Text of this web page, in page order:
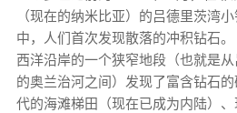
（现在的纳米比亚）的吕德里茨湾
中，人们首次发现散落的冲积钻石
西洋沿岸的一个狭窄地段（也就是
的奥兰治河之间）发现了富含钻石
代的海滩梯田（现在已成为内陆）